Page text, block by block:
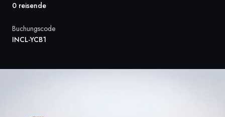
0 reisende
Buchungscode
INCL-YCB1